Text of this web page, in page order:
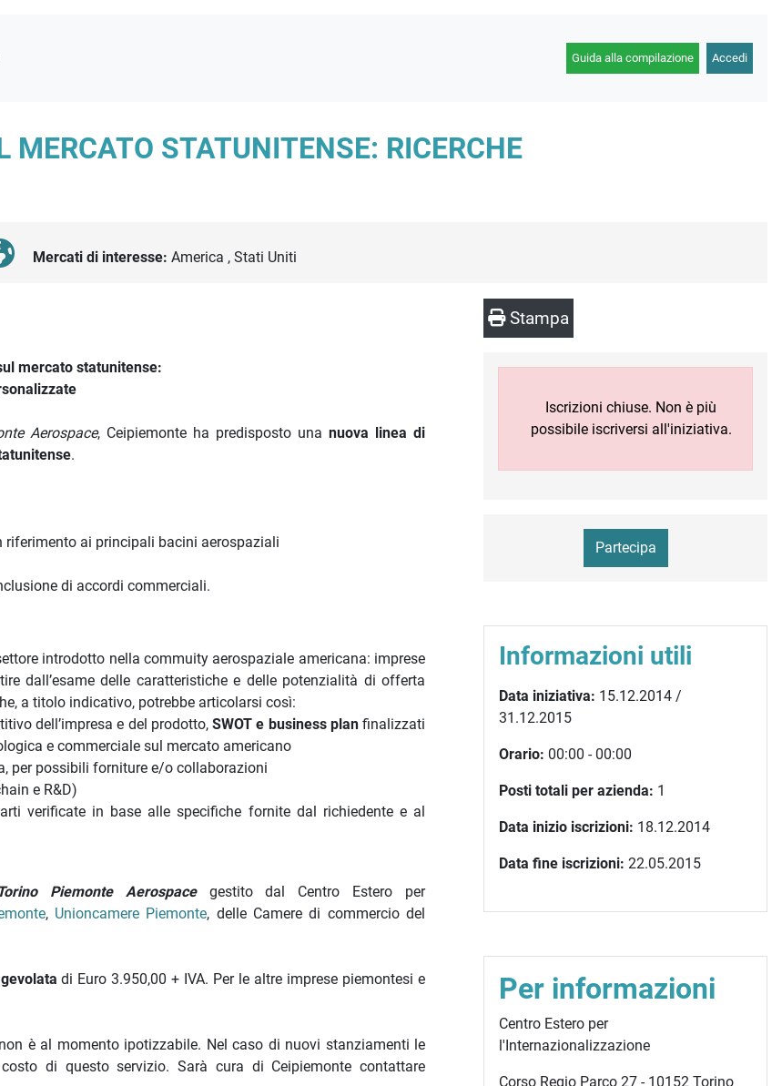
Guida alla compilazione Accedi
STATUNITENSE: RICERCHE
Mercati di interesse: America , Stati Uniti
mercato statunitense:
Aerospace, Ceipiemonte ha predisposto una nuova linea di
.
riferimento ai principali bacini aerospaziali
di accordi commerciali.
introdotto nella commuity aerospaziale americana: imprese
dall’esame delle caratteristiche e delle potenzialità di offerta
a titolo indicativo, potrebbe articolarsi così:
dell’impresa e del prodotto,SWOT e business planfinalizzati
e commerciale sul mercato americano
per possibili forniture e/o collaborazioni
e R&D)
verificate in base alle specifiche fornite dal richiedente e al
Piemonte Aerospacegestito dal Centro Estero per
, Unioncamere Piemonte, delle Camere di commercio del
di Euro 3.950,00 + IVA. Per le altre imprese piemontesi e
è al momento ipotizzabile. Nel caso di nuovi stanziamenti le
di questo servizio. Sarà cura di Ceipiemonte contattare
Stampa
Iscrizioni chiuse. Non è più
possibile iscriversi all'iniziativa.
Partecipa
Informazioni utili
Data iniziativa: 15.12.2014 /
31.12.2015
Orario: 00:00 - 00:00
Posti totali per azienda: 1
Data inizio iscrizioni: 18.12.2014
Data fine iscrizioni: 22.05.2015
Per informazioni
Centro Estero per
l'Internazionalizzazione
Corso Regio Parco 27 - 10152 Torino